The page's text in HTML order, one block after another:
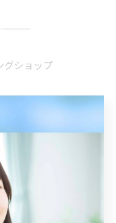
ショップ
知
門店
ケア